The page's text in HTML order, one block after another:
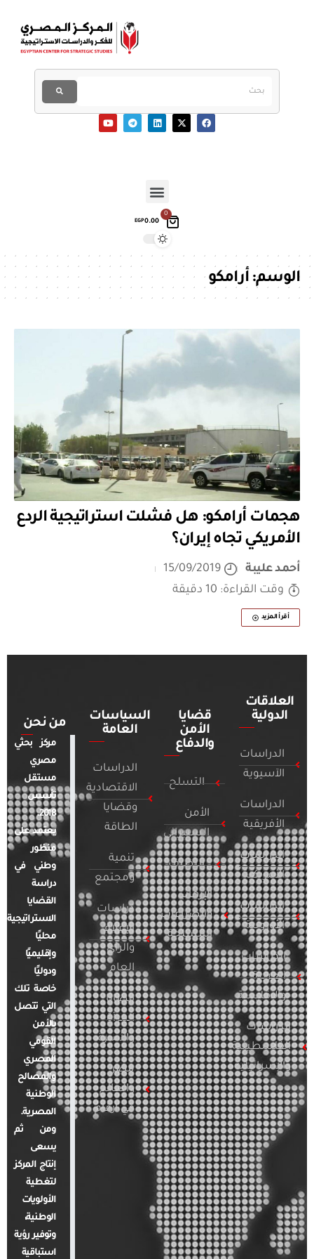
0
EGP0.00
الوسم:أرامكو
هجمات أرامكو: هل فشلت استراتيجية الردع
الأمريكي تجاه إيران؟
أحمد عليبة
15/09/2019
وقت القراءة: 10 دقيقة
أقرأ المزيد
العلاقات
الدولية
الدراسات
الآسيوية
الدراسات
الأفريقية
الدراسات
الأمريكية
الدراسات
الأوروبية
الدراسات
العربية
والإقليمية
الدراسات
الفلسطينية
والإسرائيلية
قضايا
الأمن
والدفاع
التسلح
الأمن
السيبراني
التطرف
الإرهاب
والصراعات
المسلحة
السياسات
العامة
الدراسات
الاقتصادية
وقضايا
الطاقة
تنمية
ومجتمع
دراسات
الإعلام
والرأي
العام
قضايا
المرأة
والأسرة
مصر
والعالم
في أرقام
من نحن
مركز بحثي
مصري
مستقل
تأسس
2018.
يعتمد على
منظور
وطني في
دراسة
القضايا
الاستراتيجية
محليًا
وإقليميًا
ودوليًا
خاصة تلك
التي تتصل
بالأمن
القومي
المصري
والمصالح
الوطنية
المصرية.
ومن ثم
يسعى
إنتاج المركز
لتغطية
الأولويات
الوطنية،
وتوفير رؤية
استباقية